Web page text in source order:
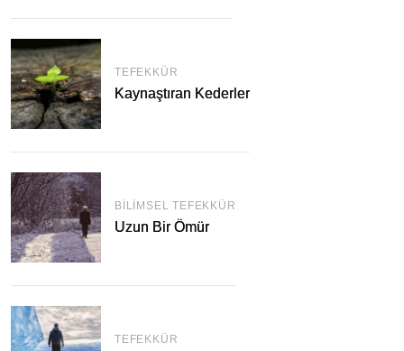
TEFEKKÜR
Kaynaştıran Kederler
BILIMSEL TEFEKKÜR
Uzun Bir Ömür
TEFEKKÜR